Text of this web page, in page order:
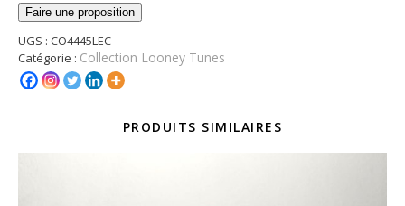
Faire une proposition
UGS : CO4445LEC
Catégorie : Collection Looney Tunes
PRODUITS SIMILAIRES